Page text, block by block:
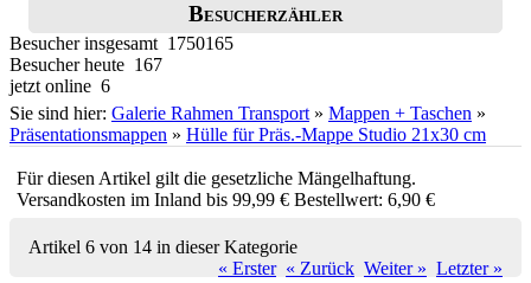
Besucherzähler
Besucher insgesamt 1750165
Besucher heute 167
jetzt online 6
Sie sind hier: Galerie Rahmen Transport » Mappen + Taschen »
Präsentationsmappen » Hülle für Präs.-Mappe Studio 21x30 cm
Für diesen Artikel gilt die gesetzliche Mängelhaftung.
Versandkosten im Inland bis 99,99 € Bestellwert: 6,90 €
Artikel 6 von 14 in dieser Kategorie
« Erster « Zurück Weiter » Letzter »